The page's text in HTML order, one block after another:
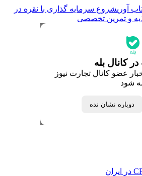
آوریشروع سرمایه گذاری با نقره در
و تمرین تخصصی
کانال بله
عضو کانال تجارت نیوز
شود
دوباره نشان نده